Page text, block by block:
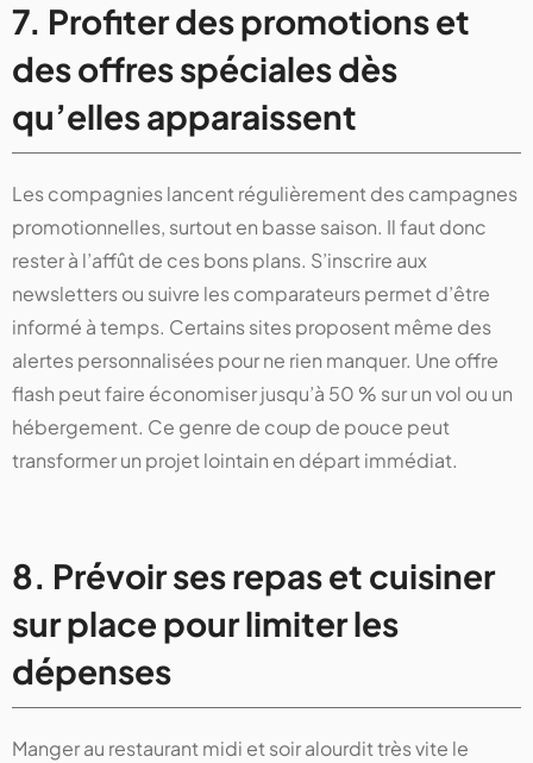
7. Profiter des promotions et
des offres spéciales dès
qu’elles apparaissent
Les compagnies lancent régulièrement des campagnes
promotionnelles, surtout en basse saison. Il faut donc
rester à l’affût de ces bons plans. S’inscrire aux
newsletters ou suivre les comparateurs permet d’être
informé à temps. Certains sites proposent même des
alertes personnalisées pour ne rien manquer. Une offre
flash peut faire économiser jusqu’à 50 % sur un vol ou un
hébergement. Ce genre de coup de pouce peut
transformer un projet lointain en départ immédiat.
8. Prévoir ses repas et cuisiner
sur place pour limiter les
dépenses
Manger au restaurant midi et soir alourdit très vite le